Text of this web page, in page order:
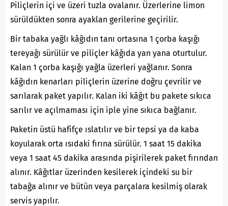
Piliçlerin içi ve üzeri tuzla ovalanır. Üzerlerine limon
sürüldükten sonra ayaklan gerilerine geçirilir.
Bir tabaka yağlı kâğıdın tanı ortasına 1 çorba kaşığı
tereyağı sürülür ve piliçler kâğıda yan yana oturtulur.
Kalan 1 çorba kaşığı yağla üzerleri yağlanır. Sonra
kâğıdın kenarları piliçlerin üzerine doğru çevrilir ve
sarılarak paket yapılır. Kalan iki kâğıt bu pakete sıkıca
sarılır ve açılmaması için iple yine sıkıca bağlanır.
Paketin üstü hafifçe ıslatılır ve bir tepsi ya da kaba
koyularak orta ısıdaki fırına sürülür. 1 saat 15 dakika
veya 1 saat 45 dakika arasında pişirilerek paket fırından
alınır. Kâğıtlar üzerinden kesilerek içindeki su bir
tabağa alınır ve bütün veya parçalara kesilmiş olarak
servis yapılır.